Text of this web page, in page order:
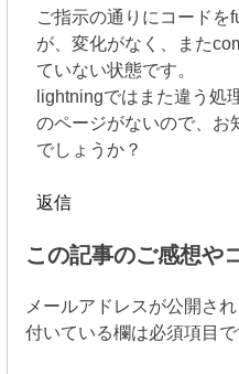
ご指示の通りにコードを
が、変化がなく、また
ていない状態です。
lightningではまた違う処
のページがないので、お
でしょうか？
返信
この記事のご感想や
メールアドレスが公開さ
付いている欄は必須項目で